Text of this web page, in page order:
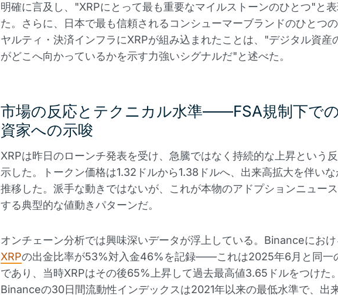
明確に言及し、"XRPにとって最も重要なマイルストーンのひとつ"と表
た。さらに、日本で最も信頼されるコンシューマーブランドのひとつ
ヤルティ・決済インフラにXRPが組み込まれたことは、"デジタル資産
がどこへ向かっているかを示す力強いシグナルだ"と述べた。
市場の反応とテクニカル水準——FSA規制下で
資家への示唆
XRPは昨日のローンチ発表を受け、急騰ではなく持続的な上昇という
示した。トークン価格は1.32ドルから1.38ドルへ、出来高拡大を伴いな
推移した。派手な動きではないが、これが本物のアドプションニュー
する典型的な値動きパターンだ。
オンチェーン分析では興味深いデータが浮上している。Binanceにおけ
XRPの出金比率が53%対入金46%を記録——これは2025年6月と同一
であり、当時XRPはその後65%上昇して過去最高値3.65ドルをつけた。
Binanceの30日間流動性インデックスは2021年以来の最低水準で、出